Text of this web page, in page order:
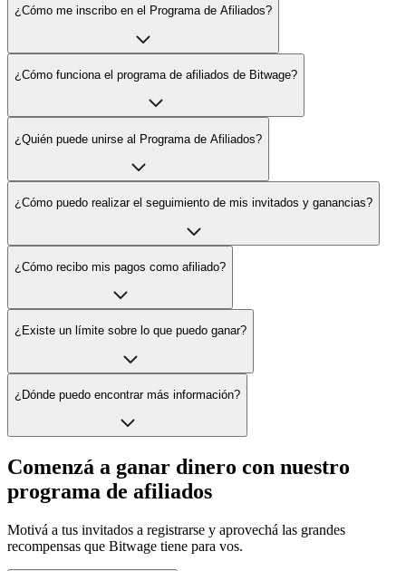
¿Cómo me inscribo en el Programa de Afiliados?
¿Cómo funciona el programa de afiliados de Bitwage?
¿Quién puede unirse al Programa de Afiliados?
¿Cómo puedo realizar el seguimiento de mis invitados y ganancias?
¿Cómo recibo mis pagos como afiliado?
¿Existe un límite sobre lo que puedo ganar?
¿Dónde puedo encontrar más información?
Comenzá a ganar dinero con nuestro
programa de afiliados
Motivá a tus invitados a registrarse y aprovechá las grandes
recompensas que Bitwage tiene para vos.